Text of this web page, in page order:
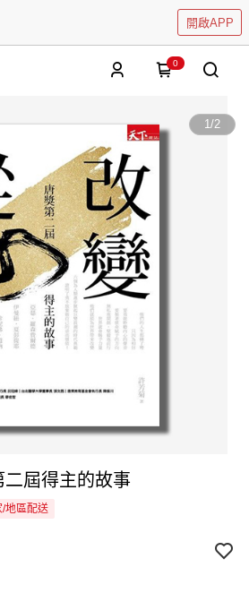
開啟APP
0
1/2
屆得主的故事
/地區配送